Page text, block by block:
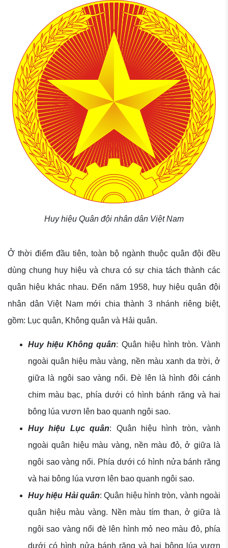
Huy hiệu Quân đội nhân dân Việt Nam
Ở thời điểm đầu tiên, toàn bộ ngành thuộc quân đội đều
dùng chung huy hiệu và chưa có sự chia tách thành các
quân hiệu khác nhau. Đến năm 1958, huy hiệu quân đội
nhân dân Việt Nam mới chia thành 3 nhánh riêng biệt,
gồm: Lục quân, Không quân và Hải quân.
Huy hiệu Không quân: Quân hiệu hình tròn. Vành
ngoài quân hiệu màu vàng, nền màu xanh da trời, ở
giữa là ngôi sao vàng nổi. Đè lên là hình đôi cánh
chim màu bạc, phía dưới có hình bánh răng và hai
bông lúa vươn lên bao quanh ngôi sao.
Huy hiệu Lục quân: Quân hiệu hình tròn, vành
ngoài quân hiệu màu vàng, nền màu đỏ, ở giữa là
ngôi sao vàng nổi. Phía dưới có hình nửa bánh răng
và hai bông lúa vươn lên bao quanh ngôi sao.
Huy hiệu Hải quân: Quân hiệu hình tròn, vành ngoài
quân hiệu màu vàng. Nền màu tím than, ở giữa là
ngôi sao vàng nổi đè lên hình mỏ neo màu đỏ, phía
dưới có hình nửa bánh răng và hai bông lúa vươn